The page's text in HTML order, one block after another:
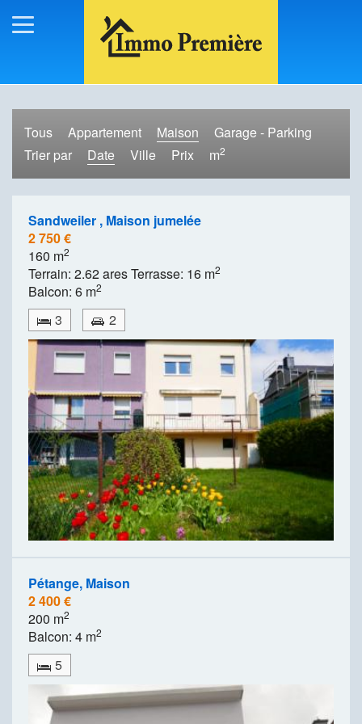
Tous Appartement Maison
Garage - Parking
Trier par
Date Ville Prix m2
Sandweiler , Maison jumelée
2 750 €
160 m2
Terrain: 2.62 ares Terrasse: 16 m2
Balcon: 6 m2
3 2
Pétange, Maison
2 400 €
200 m2
Balcon: 4 m2
5